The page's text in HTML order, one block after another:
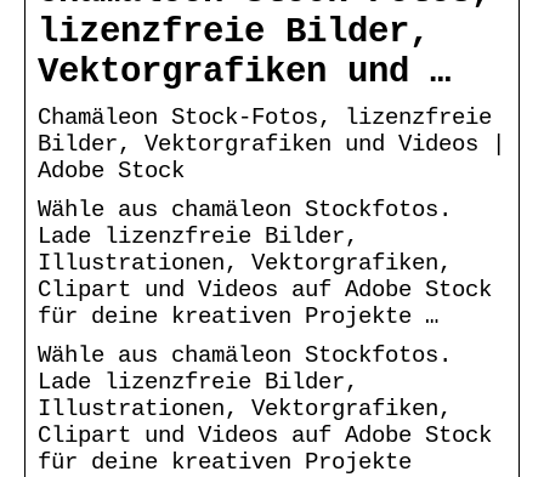
lizenzfreie Bilder,
Vektorgrafiken und …
Chamäleon Stock-Fotos, lizenzfreie
Bilder, Vektorgrafiken und Videos |
Adobe Stock
Wähle aus chamäleon Stockfotos.
Lade lizenzfreie Bilder,
Illustrationen, Vektorgrafiken,
Clipart und Videos auf Adobe Stock
für deine kreativen Projekte …
Wähle aus chamäleon Stockfotos.
Lade lizenzfreie Bilder,
Illustrationen, Vektorgrafiken,
Clipart und Videos auf Adobe Stock
für deine kreativen Projekte